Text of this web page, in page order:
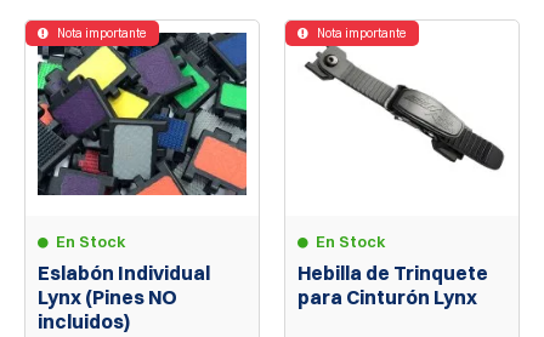
En Stock
Eslabón Individual
Lynx (Pines NO
incluidos)
Nota importante
En Stock
Hebilla de Trinquete
para Cinturón Lynx
Nota importante